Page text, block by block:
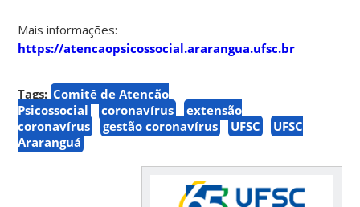
Mais informações:
https://atencaopsicossocial.ararangua.ufsc.br
Tags: Comitê de Atenção
Psicossocial
coronavírus
extensão
coronavírus
gestão coronavírus UFSC
UFSC
Araranguá